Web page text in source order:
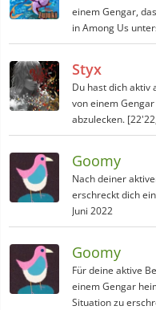
einem Gengar,
in Among Us
Styx
Du hast dich aktiv
von einem
abzulecken.
Goomy
Nach deiner
erschreckt dich
Juni 2022
Goomy
Für deine aktive
einem Gengar
Situation zu